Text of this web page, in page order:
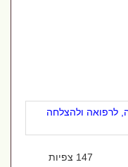
ולהצלחה
147 צפיות